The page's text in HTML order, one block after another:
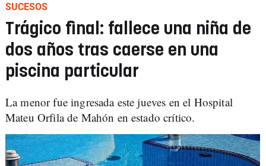
SUCESOS
Trágico final: fallece una niña de
dos años tras caerse en una
piscina particular
La menor fue ingresada este jueves en el Hospital
Mateu Orfila de Mahón en estado crítico.